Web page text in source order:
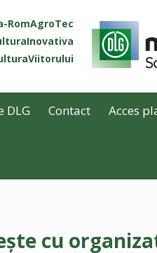
RomAgroTec
DLG Contact Acces
cu